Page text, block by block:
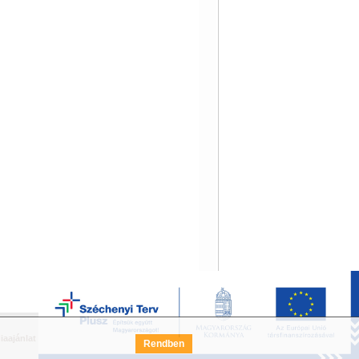
Széchenyi Terv Pályázat FAQ
Rendben